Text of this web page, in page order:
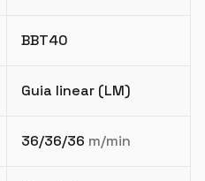
BBT40
Guia linear (LM)
36/36/36 m/min